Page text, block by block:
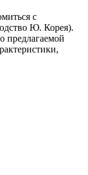
с
Ю. Корея).
предлагаемой